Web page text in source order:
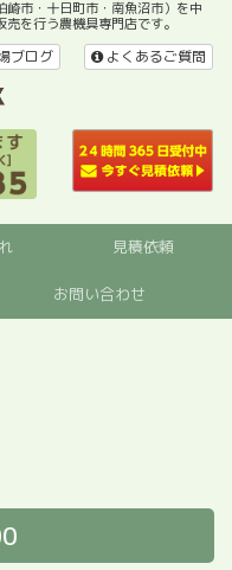
市・十日町市・南魚沼市）を中
を行う農機具専門店です。
よくあるご質問
ブログ
見積依頼
お問い合わせ